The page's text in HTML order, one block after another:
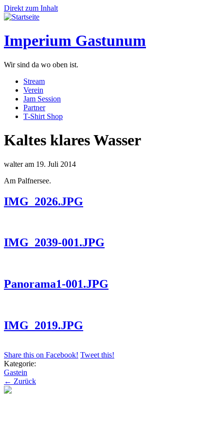
Direkt zum Inhalt
Imperium Gastunum
Wir sind da wo oben ist.
Stream
Verein
Jam Session
Partner
T-Shirt Shop
Kaltes klares Wasser
walteram 19. Juli 2014
Am Palfnersee.
IMG_2026.JPG
IMG_2039-001.JPG
Panorama1-001.JPG
IMG_2019.JPG
Share this on Facebook! Tweet this!
Kategorie:
Gastein
← Zurück